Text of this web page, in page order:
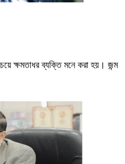
ক্ষমতাধর ব্যক্তি মনে করা হয়। জন্ম